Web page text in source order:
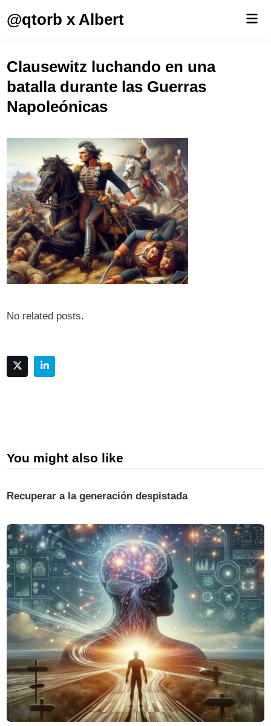
@qtorb x Albert
Clausewitz luchando en una
batalla durante las Guerras
Napoleónicas
No related posts.
You might also like
Recuperar a la generación despistada